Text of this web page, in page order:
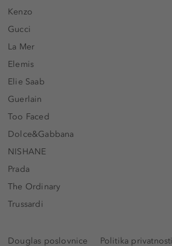
Kenzo
Gucci
La Mer
Elemis
Elie Saab
Guerlain
Too Faced
Dolce&Gabbana
NISHANE
Prada
The Ordinary
Trussardi
Douglas poslovnice Politika privatnosti